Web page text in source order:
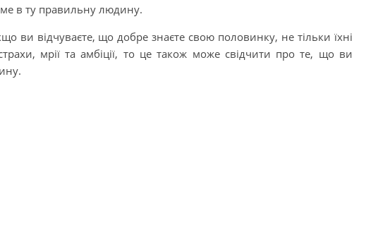
в ту правильну людину.
ви відчуваєте, що добре знаєте свою половинку, не тільки їхні
мрії та амбіції, то це також може свідчити про те, що ви